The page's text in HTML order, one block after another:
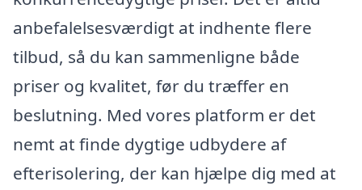
anbefalelsesværdigt at indhente flere
tilbud, så du kan sammenligne både
priser og kvalitet, før du træffer en
beslutning. Med vores platform er det
nemt at finde dygtige udbydere af
efterisolering, der kan hjælpe dig med at